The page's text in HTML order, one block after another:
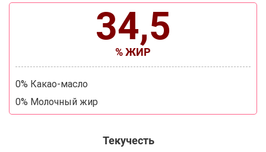
34,5
% ЖИР
0% Какао-масло
0% Молочный жир
Текучесть